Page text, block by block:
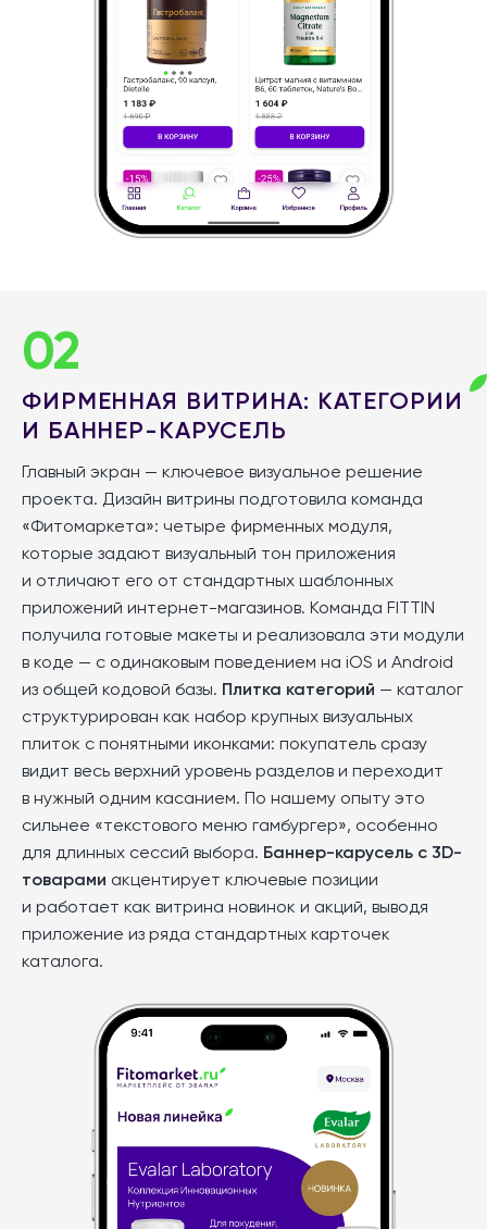
02
ФИРМЕННАЯ ВИТРИНА: КАТЕГОРИИ
И БАННЕР-КАРУСЕЛЬ
Главный экран — ключевое визуальное решение
проекта. Дизайн витрины подготовила команда
«Фитомаркета»: четыре фирменных модуля,
которые задают визуальный тон приложения
и отличают его от стандартных шаблонных
приложений интернет-магазинов. Команда FITTIN
получила готовые макеты и реализовала эти модули
в коде — с одинаковым поведением на iOS и Android
из общей кодовой базы. Плитка категорий — каталог
структурирован как набор крупных визуальных
плиток с понятными иконками: покупатель сразу
видит весь верхний уровень разделов и переходит
в нужный одним касанием. По нашему опыту это
сильнее «текстового меню гамбургер», особенно
для длинных сессий выбора. Баннер-карусель с 3D-
товарами акцентирует ключевые позиции
и работает как витрина новинок и акций, выводя
приложение из ряда стандартных карточек
каталога.